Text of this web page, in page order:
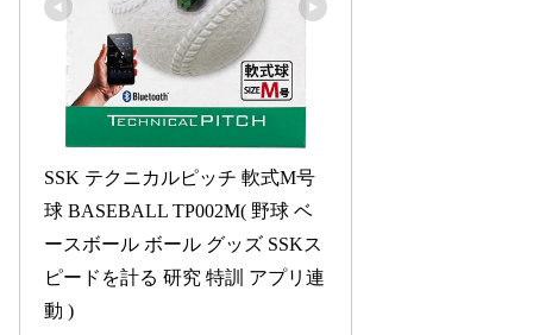
SSK テクニカルピッチ 軟式M号
球 BASEBALL TP002M( 野球 ベ
ースボール ボール グッズ SSKス
ピードを計る 研究 特訓 アプリ連
動 )